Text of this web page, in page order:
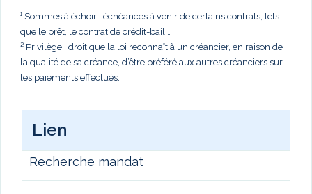
¹ Sommes à échoir : échéances à venir de certains contrats, tels
que le prêt, le contrat de crédit-bail,…
² Privilège : droit que la loi reconnaît à un créancier, en raison de
la qualité de sa créance, d’être préféré aux autres créanciers sur
les paiements effectués.
Lien
Recherche mandat